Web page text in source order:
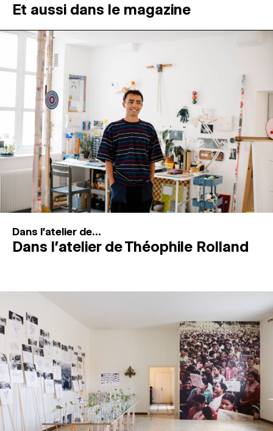
MAGAZINE
ESPACES DE PRATIQUE ARTISTIQUE
Recherche
Connexion
↓
Et aussi dans le magazine
Dans l'atelier de...
Dans l’atelier de Théophile Rolland